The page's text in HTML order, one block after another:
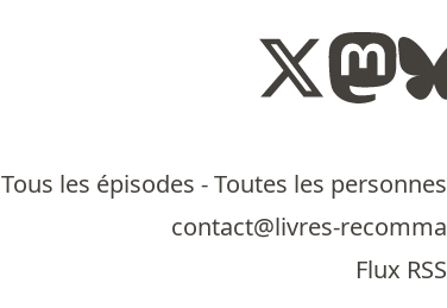
Tous les épisodes -Toutes les personnes
contact@livres-
Flux RSS